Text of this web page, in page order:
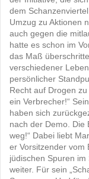
dem
Umzug zu Aktionen
auch gegen die
hatte es schon im
das Maß
verschiedener
persönlicher
Recht auf Drogen
ein Verbrecher!“
haben sich
nach der Demo. Die
weg!“ Dabei liebt
er Vorsitzender vom
jüdischen Spuren
weiter. Für sein